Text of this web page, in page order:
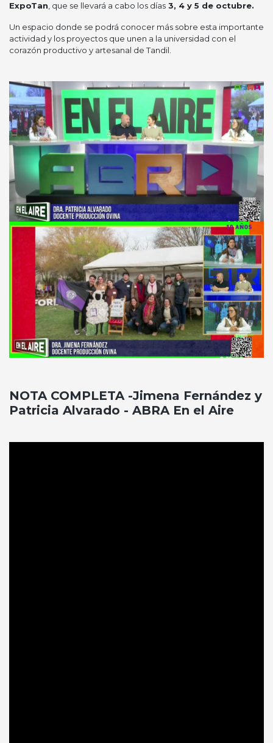
ExpoTan , que se llevará a cabo los días 3, 4 y 5 de octubre.
Un espacio donde se podrá conocer más sobre esta importante
actividad y los proyectos que unen a la universidad con el
corazón productivo y artesanal de Tandil.
NOTA COMPLETA -Jimena Fernández y
Patricia Alvarado - ABRA En el Aire